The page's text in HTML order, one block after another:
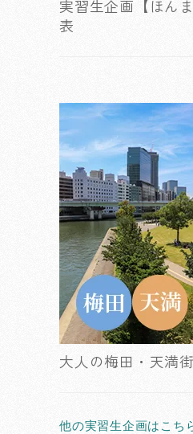
実習生企画【ほん
表
大人の梅田・天満
他の実習生企画はこち